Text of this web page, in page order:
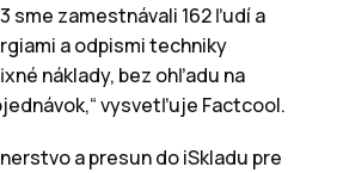
sme zamestnávali 162 ľudí a
a odpismi techniky
náklady, bez ohľadu na
vysvetľuje Factcool.
a presun do iSkladu pre